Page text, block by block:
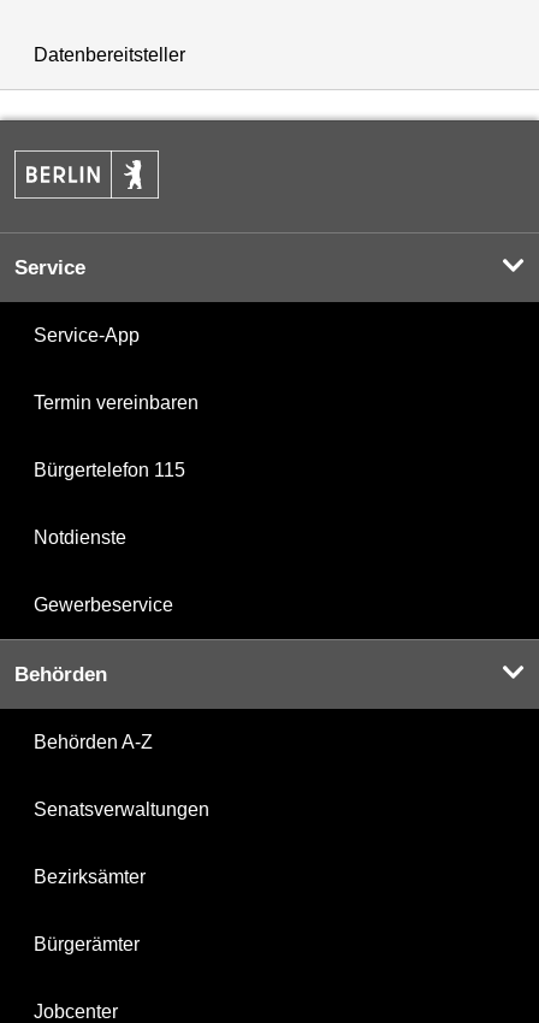
Datenbereitsteller
Service
Service-App
Termin vereinbaren
Bürgertelefon 115
Notdienste
Gewerbeservice
Behörden
Behörden A-Z
Senatsverwaltungen
Bezirksämter
Bürgerämter
Jobcenter